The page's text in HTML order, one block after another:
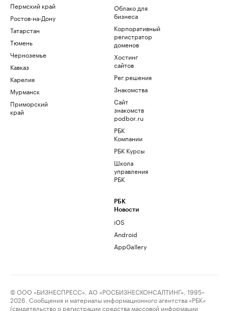
Пермский край
Ростов-на-Дону
Татарстан
Тюмень
Черноземье
Кавказ
Карелия
Мурманск
Приморский
край
Облако для
бизнеса
Корпоративный
регистратор
доменов
Хостинг
сайтов
Рег.решения
Знакомства
Сайт
знакомств
podbor.ru
РБК
Компании
РБК Курсы
Школа
управления
РБК
РБК
Новости
iOS
Android
AppGallery
© ООО «БИЗНЕСПРЕСС», АО «РОСБИЗНЕСКОНСАЛТИНГ», 1995–
2026. Сообщения и материалы информационного агентства «РБК»
(свидетельство о регистрации средства массовой информации